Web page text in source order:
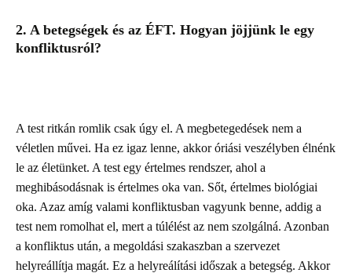
2. A betegségek és az ÉFT. Hogyan jöjjünk le egy
konfliktusról?
A test ritkán romlik csak úgy el. A megbetegedések nem a
véletlen művei. Ha ez igaz lenne, akkor óriási veszélyben élnénk
le az életünket. A test egy értelmes rendszer, ahol a
meghibásodásnak is értelmes oka van. Sőt, értelmes biológiai
oka. Azaz amíg valami konfliktusban vagyunk benne, addig a
test nem romolhat el, mert a túlélést az nem szolgálná. Azonban
a konfliktus után, a megoldási szakaszban a szervezet
helyreállítja magát. Ez a helyreálítási időszak a betegség. Akkor